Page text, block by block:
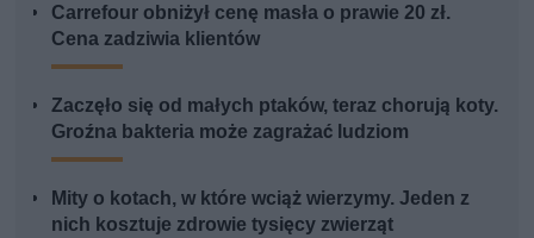
Carrefour obniżył cenę masła o prawie 20 zł.
Cena zadziwia klientów
Zaczęło się od małych ptaków, teraz chorują koty.
Groźna bakteria może zagrażać ludziom
Mity o kotach, w które wciąż wierzymy. Jeden z
nich kosztuje zdrowie tysięcy zwierząt